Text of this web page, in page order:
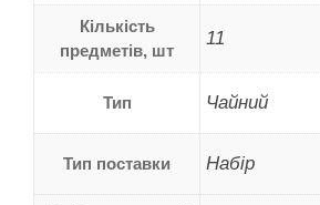
Кількість
предметів, шт
11
Тип Чайний
Тип поставки Набір